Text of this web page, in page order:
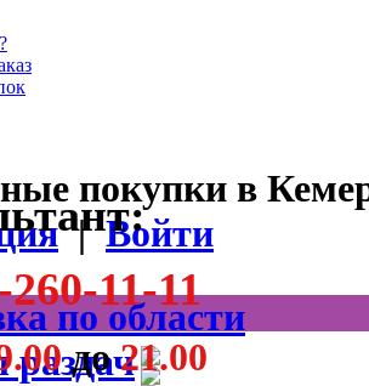
11-11
до21.00
|Войти
по области